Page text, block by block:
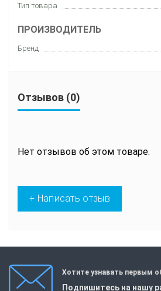
Тип товара
ПРОИЗВОДИТЕЛЬ
Бренд
Отзывов (0)
Нет отзывов об этом товаре.
+ Написать отзыв
Хотите узнавать первым
Подпишитесь на нашу